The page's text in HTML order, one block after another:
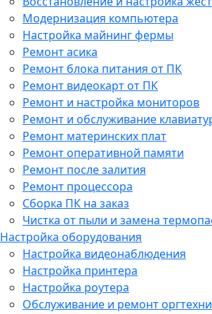
Модернизация компьютера
Настройка майнинг фермы
Ремонт асика
Ремонт блока питания от ПК
Ремонт видеокарт от ПК
Ремонт и настройка мониторов
Ремонт и обслуживание
Ремонт материнских плат
Ремонт оперативной памяти
Ремонт после залития
Ремонт процессора
Сборка ПК на заказ
Чистка от пыли и замена
Настройка оборудования
Настройка видеонаблюдения
Настройка принтера
Настройка роутера
Обслуживание и ремонт